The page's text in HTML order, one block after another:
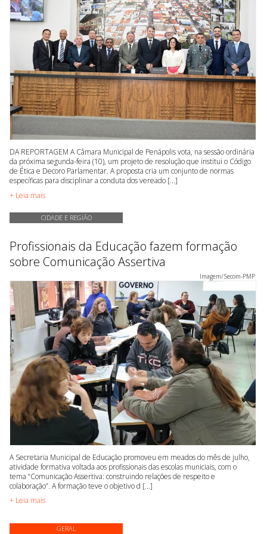
DA REPORTAGEM A Câmara Municipal de Penápolis vota, na sessão ordinária
da próxima segunda-feira (10), um projeto de resolução que institui o Código
de Ética e Decoro Parlamentar. A proposta cria um conjunto de normas
específicas para disciplinar a conduta dos vereado [...]
+ Leia mais
CIDADE E REGIÃO
Profissionais da Educação fazem formação
sobre Comunicação Assertiva
Imagem/Secom-PMP
A Secretaria Municipal de Educação promoveu em meados do mês de julho,
atividade formativa voltada aos profissionais das escolas municiais, com o
tema “Comunicação Assertiva: construindo relações de respeito e
colaboração”. A formação teve o objetivo d [...]
+ Leia mais
GERAL